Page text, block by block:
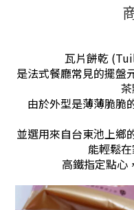
瓦片餅乾
是法式餐廳常見的擺盤
由於外型是薄薄脆脆
並選用來自台東池上鄉
能輕鬆
高鐵指定點心